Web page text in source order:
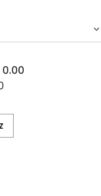
0.00